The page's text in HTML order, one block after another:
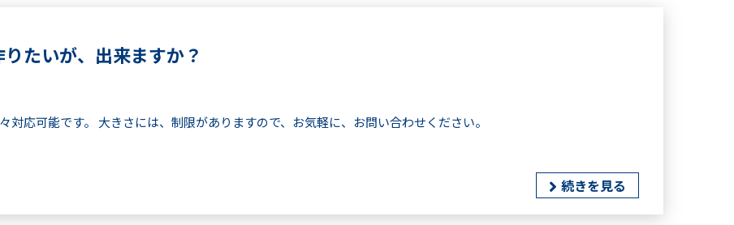
たいが、出来ますか？
対応可能です。 大きさには、制限がありますので、お気軽に、お問い合わせください。
続きを見る